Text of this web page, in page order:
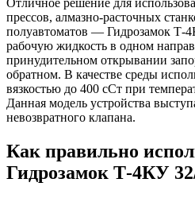
прессов, алмазно-расточных
полуавтоматов — Гидрозамок Т-
рабочую жидкость в одном
принудительном открывании
обратном. В качестве среды
вязкостью до 400 сСт при
Данная модель устройства
невозвратного клапана.
Как правильно
Гидрозамок Т-4КУ